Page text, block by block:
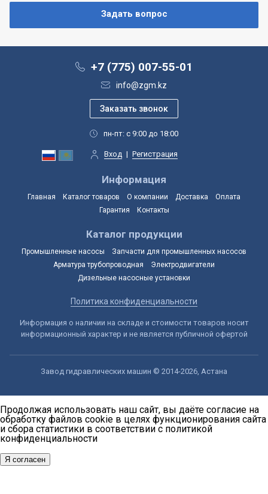
+7 (775) 007-55-01
info@zgm.kz
пн-пт: с 9:00 до 18:00
Вход | Регистрация
Информация
Главная Каталог товаров О компании Доставка
Оплата
Гарантия
Контакты
Каталог продукции
Промышленные насосы
Запчасти для промышленных насосов
Арматура трубопроводная
Электродвигатели
Дизельные насосные установки
Политика конфиденциальности
Информация о наличии на складе и стоимости товаров носит
информационный характер и не является публичной офертой
Завод гидравлических машин © 2014-2026, Астана
Продолжая использовать наш сайт, вы даёте согласие на
обработку файлов cookie в целях функционирования сайта
и сбора статистики в соответствии с политикой
конфиденциальности
Я согласен